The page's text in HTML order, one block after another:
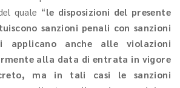
quale “le disposizioni del presente
sanzioni penali con sanzioni
applicano anche alle violazioni
alla data di entrata in vigore
ma in tali casi le sanzioni